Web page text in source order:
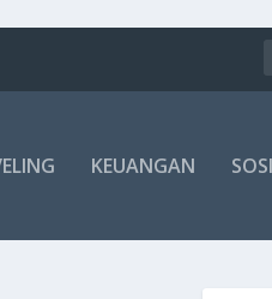
KEUANGAN